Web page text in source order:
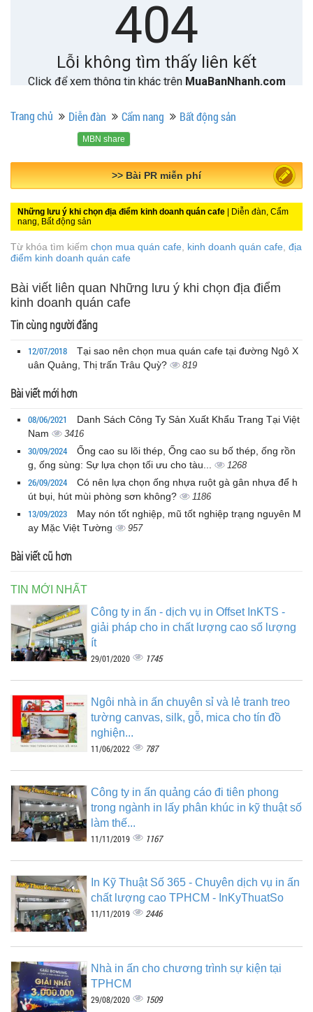
Trang chủ Diễn đàn Cẩm nang Bất động sản
MBN share
>> Quảng cáo miễn phí
Những lưu ý khi chọn địa điểm kinh doanh quán cafe | Diễn đàn, Cẩm
nang, Bất động sản
Từ khóa tìm kiếm chọn mua quán cafe, kinh doanh quán cafe, địa
điểm kinh doanh quán cafe
Bài viết liên quan Những lưu ý khi chọn địa điểm
kinh doanh quán cafe
Tin cùng người đăng
12/07/2018
Tại sao nên chọn mua quán cafe tại đường Ngô X
uân Quảng, Thị trấn Trâu Quỳ?
819
Bài viết mới hơn
08/06/2021
Danh Sách Công Ty Sản Xuất Khẩu Trang Tại Việt
Nam
3416
30/09/2024
Ống cao su lõi thép, Ống cao su bố thép, ống rồn
g, ống sùng: Sự lựa chọn tối ưu cho tàu...
1268
26/09/2024
Có nên lựa chọn ống nhựa ruột gà gân nhựa để h
út bụi, hút mùi phòng sơn không?
1186
13/09/2023
May nón tốt nghiệp, mũ tốt nghiệp trạng nguyên M
ay Mặc Việt Tường
957
Bài viết cũ hơn
TIN MỚI NHẤT
Công ty in ấn - dịch vụ in Offset InKTS -
giải pháp cho in chất lượng cao số lượng
ít
29/01/2020 1745
Ngôi nhà in ấn chuyên sỉ và lẻ tranh treo
tường canvas, silk, gỗ, mica cho tín đồ
nghiện...
11/06/2022 787
Công ty in ấn quảng cáo đi tiên phong
trong ngành in lấy phân khúc in kỹ thuật số
làm thế...
11/11/2019 1167
In Kỹ Thuật Số 365 - Chuyên dịch vụ in ấn
chất lượng cao TPHCM - InKyThuatSo
11/11/2019 2446
Nhà in ấn cho chương trình sự kiện tại
TPHCM
29/08/2020 1509